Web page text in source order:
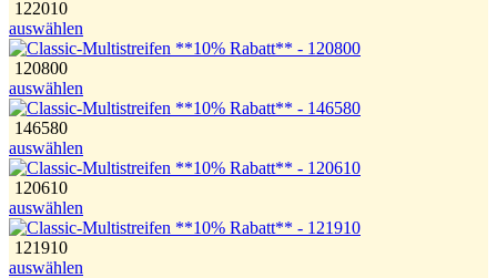
122010
auswählen
120800
auswählen
146580
auswählen
120610
auswählen
121910
auswählen